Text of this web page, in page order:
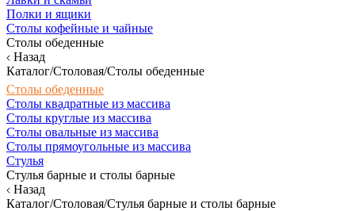
Полки и ящики
Столы кофейные и чайные
Столы обеденные
Назад
Каталог/Столовая/Столы обеденные
Столы обеденные
Столы квадратные из массива
Столы круглые из массива
Столы овальные из массива
Столы прямоугольные из массива
Стулья
Стулья барные и столы барные
Назад
Каталог/Столовая/Стулья барные и столы барные